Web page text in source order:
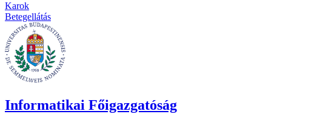
Karok
Betegellátás
Informatikai Főigazgatóság